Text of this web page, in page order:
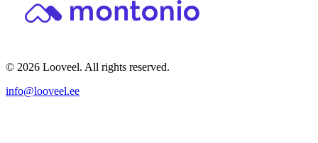
© 2026 Looveel. All rights reserved.
info@looveel.ee